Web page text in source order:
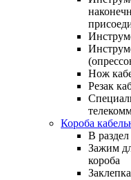
Нож
Резак
Короба
В раздел
Зажим
короба